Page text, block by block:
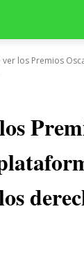
ver los Premios